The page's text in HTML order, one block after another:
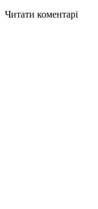
Читати коментарі